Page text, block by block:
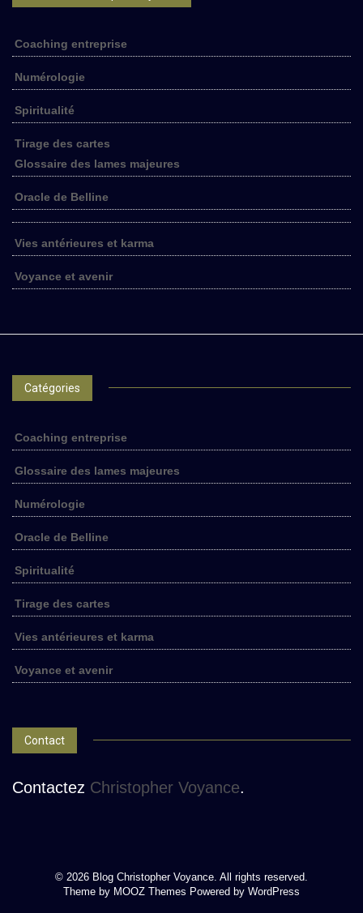
Coaching entreprise
Numérologie
Spiritualité
Tirage des cartes
Glossaire des lames majeures
Oracle de Belline
Vies antérieures et karma
Voyance et avenir
Catégories
Coaching entreprise
Glossaire des lames majeures
Numérologie
Oracle de Belline
Spiritualité
Tirage des cartes
Vies antérieures et karma
Voyance et avenir
Contact
Contactez Christopher Voyance.
© 2026 Blog Christopher Voyance. All rights reserved.
Theme by MOOZ Themes Powered by WordPress